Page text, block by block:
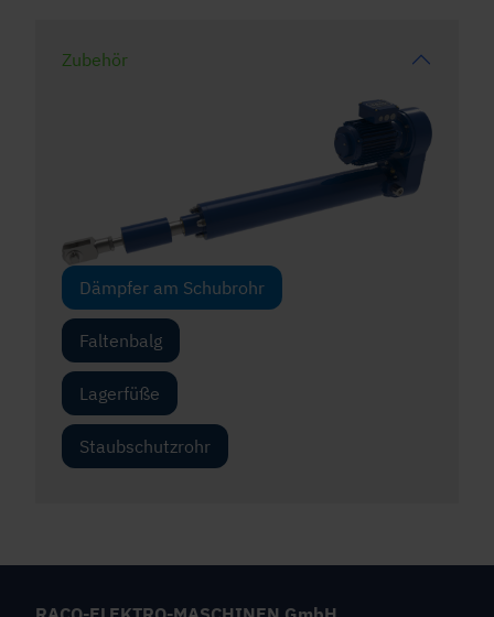
Zubehör
Dämpfer am Schubrohr
Faltenbalg
Lagerfüße
Staubschutzrohr